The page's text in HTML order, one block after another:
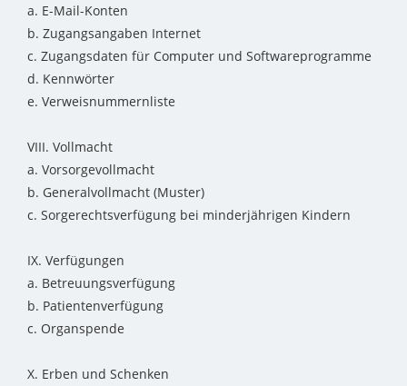
a. E-Mail-Konten
b. Zugangsangaben Internet
c. Zugangsdaten für Computer und Softwareprogramme
d. Kennwörter
e. Verweisnummernliste
VIII. Vollmacht
a. Vorsorgevollmacht
b. Generalvollmacht (Muster)
c. Sorgerechtsverfügung bei minderjährigen Kindern
IX. Verfügungen
a. Betreuungsverfügung
b. Patientenverfügung
c. Organspende
X. Erben und Schenken